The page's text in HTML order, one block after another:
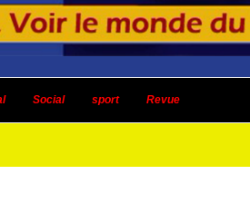
Social sport Revue